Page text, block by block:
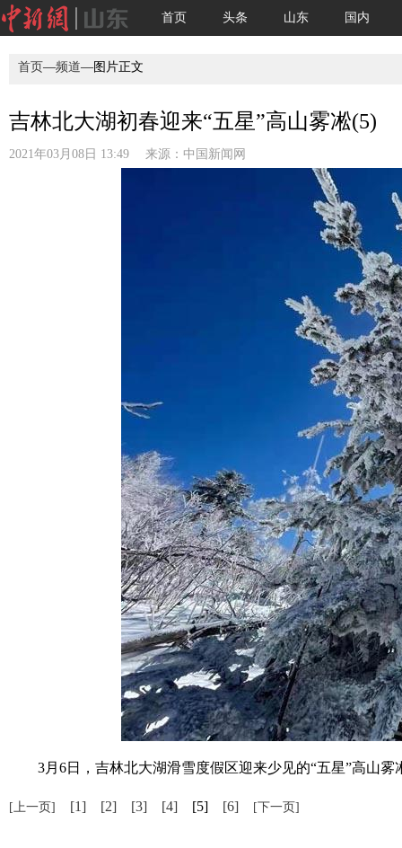
首页 头条 山东 国内
首页—频道—图片正文
吉林北大湖初春迎来“五星”高山雾凇(5)
2021年03月08日 13:49 来源： 中国新闻网
3月6日，吉林北大湖滑雪度假区迎来少见的“五星”高山雾
[上一页] [1] [2] [3] [4] [5] [6] [下一页]